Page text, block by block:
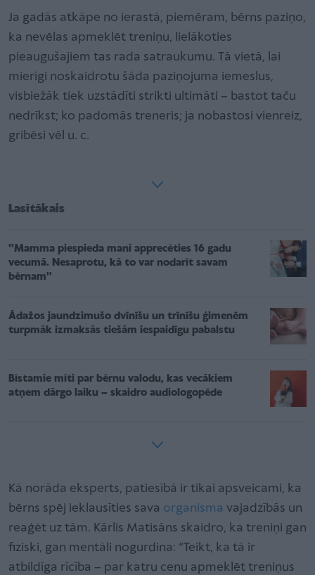
Ja gadās atkāpe no ierastā, piemēram, bērns paziņo,
ka nevēlas apmeklēt treniņu, lielākoties
pieaugušajiem tas rada satraukumu. Tā vietā, lai
mierīgi noskaidrotu šāda paziņojuma iemeslus,
visbiežāk tiek uzstādīti strikti ultimāti – bastot taču
nedrīkst; ko padomās treneris; ja nobastosi vienreiz,
gribēsi vēl u. c.
Lasītākais
''Mamma piespieda mani apprecēties 16 gadu
vecumā. Nesaprotu, kā to var nodarīt savam
bērnam''
Ādažos jaundzimušo dvīnīšu un trīnīšu ģimenēm
turpmāk izmaksās tiešām iespaidīgu pabalstu
Bīstamie mīti par bērnu valodu, kas vecākiem
atņem dārgo laiku – skaidro audiologopēde
Kā norāda eksperts, patiesībā ir tikai apsveicami, ka
bērns spēj ieklausīties sava organisma vajadzībās un
reaģēt uz tām. Kārlis Matisāns skaidro, ka treniņi gan
fiziski, gan mentāli nogurdina: “Teikt, ka tā ir
atbildīga rīcība – par katru cenu apmeklēt treniņus